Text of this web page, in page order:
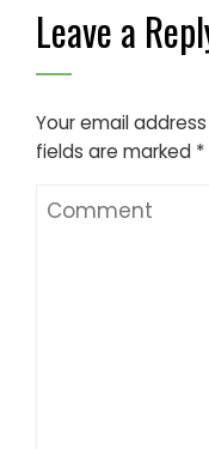
Leave a
Your email
fields are marked *